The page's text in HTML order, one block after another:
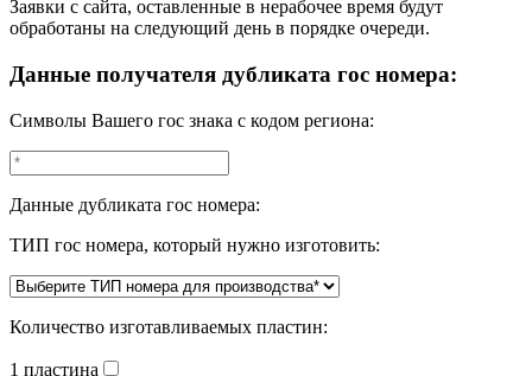
Заявки с сайта, оставленные в нерабочее время будут
обработаны на следующий день в порядке очереди.
Данные получателя дубликата гос номера:
Символы Вашего гос знака с кодом региона:
Данные дубликата гос номера:
ТИП гос номера, который нужно изготовить:
Количество изготавливаемых пластин:
1 пластина